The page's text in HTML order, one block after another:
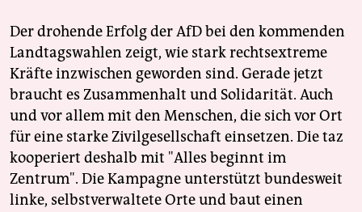
Der drohende Erfolg der AfD bei den kommenden
Landtagswahlen zeigt, wie stark rechtsextreme
Kräfte inzwischen geworden sind. Gerade jetzt
braucht es Zusammenhalt und Solidarität. Auch
und vor allem mit den Menschen, die sich vor Ort
für eine starke Zivilgesellschaft einsetzen. Die taz
kooperiert deshalb mit "Alles beginnt im
Zentrum". Die Kampagne unterstützt bundesweit
linke, selbstverwaltete Orte und baut einen